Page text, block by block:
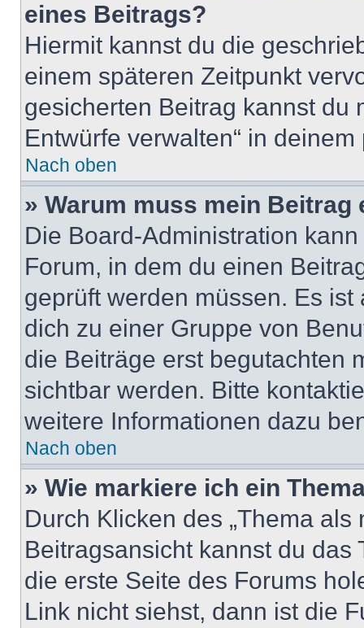
eines Beitrags?
Hiermit kannst du die
einem späteren Zeitpunkt
gesicherten Beitrag kannst du
Entwürfe verwalten“ in
Nach oben
» Warum muss mein
Die Board-Administration
Forum, in dem du einen
geprüft werden müssen. Es
dich zu einer Gruppe von
die Beiträge erst begutachten
sichtbar werden. Bitte
weitere Informationen dazu
Nach oben
» Wie markiere ich ein
Durch Klicken des „Thema
Beitragsansicht kannst du
die erste Seite des Forums
Link nicht siehst, dann ist die